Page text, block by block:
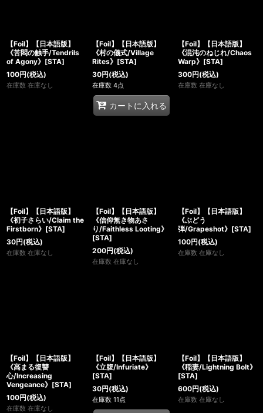
【Foil】【日本語版】
《苦悶の触手/Tendrils
of Agony》[STA]
100円(税込)
在庫数 在庫なし
【Foil】【日本語版】
《村の儀式/Village
Rites》[STA]
30円(税込)
在庫数 4点
カートに入れる
【Foil】【日本語版】
《混沌のねじれ/Chaos
Warp》[STA]
300円(税込)
在庫数 在庫なし
【Foil】【日本語版】
《初子さらい/Claim the
Firstborn》[STA]
30円(税込)
在庫数 在庫なし
【Foil】【日本語版】
《信仰無き物あさ
り/Faithless Looting》
[STA]
200円(税込)
在庫数 在庫なし
【Foil】【日本語版】
《ぶどう
弾/Grapeshot》[STA]
100円(税込)
在庫数 在庫なし
【Foil】【日本語版】
《高まる復讐
心/Increasing
Vengeance》[STA]
100円(税込)
在庫数 在庫なし
【Foil】【日本語版】
《立腹/Infuriate》
[STA]
30円(税込)
在庫数 11点
【Foil】【日本語版】
《稲妻/Lightning Bolt》
[STA]
600円(税込)
在庫数 在庫なし